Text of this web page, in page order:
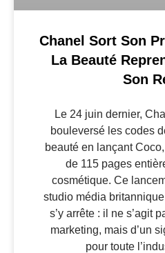
Chanel Sort Son
La Beauté
Son
Le 24 juin dernier,
bouleversé les codes
beauté en lançant
de 115 pages
cosmétique. Ce
studio média
s’y arrête : il ne s’agit
marketing, mais d’un
pour toute